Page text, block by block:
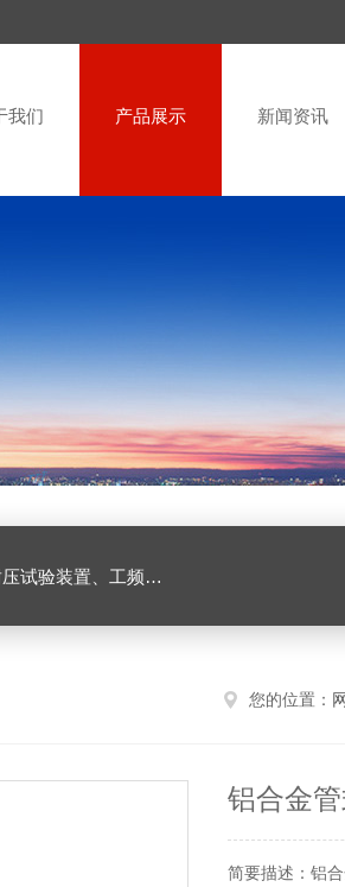
我们 产品展示 新闻资讯
验装置 、交直流工频耐压试验装置、耐压试验台
您的位置：
铝合金
简要描述：铝